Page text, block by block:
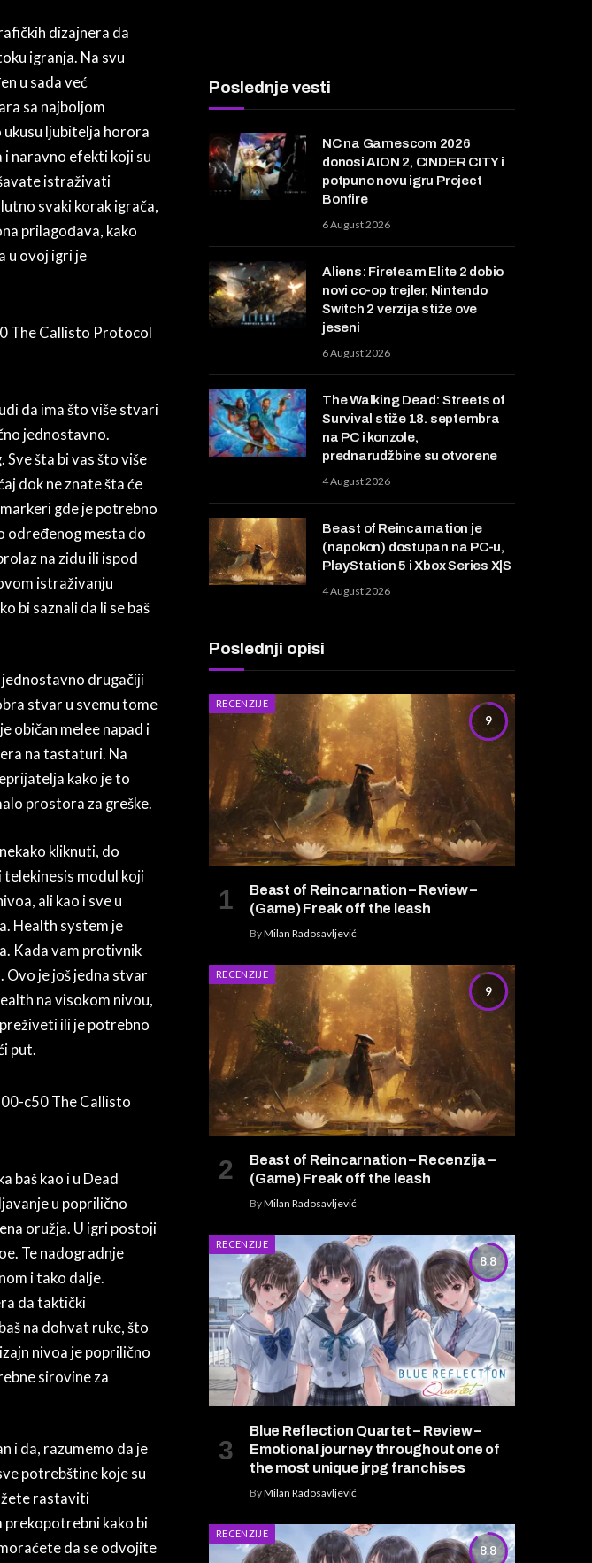
dizajnera da
igranja. Na svu
u sada već
sa najboljom
ukusu ljubitelja horora
naravno efekti koji su
istraživati
svaki korak igrača,
prilagođava, kako
u ovoj igri je
da ima što više stvari
jednostavno.
šta bi vas što više
dok ne znate šta će
gde je potrebno
određenog mesta do
na zidu ili ispod
istraživanju
bi saznali da li se baš
jednostavno drugačiji
stvar u svemu tome
običan melee napad i
na tastaturi. Na
kako je to
prostora za greške.
kliknuti, do
modul koji
ali kao i sve u
Health system je
Kada vam protivnik
je još jedna stvar
na visokom nivou,
ili je potrebno
put.
baš kao i u Dead
u poprilično
oružja. U igri postoji
Te nadogradnje
i tako dalje.
da taktički
na dohvat ruke, što
nivoa je poprilično
sirovine za
i da, razumemo da je
potrebštine koje su
rastaviti
prekopotrebni kako bi
da se odvojite
Poslednje vesti
NC na Gamescom 2026
donosi AION 2, CINDER CITY i
potpuno novu igru Project
Bonfire
6 August 2026
Aliens: Fireteam Elite 2 dobio
novi co-op trejler, Nintendo
Switch 2 verzija stiže ove
jeseni
6 August 2026
The Walking Dead: Streets of
Survival stiže 18. septembra
na PC i konzole,
prednarudžbine su otvorene
4 August 2026
Beast of Reincarnation je
(napokon) dostupan na PC-u,
PlayStation 5 i Xbox Series X|S
4 August 2026
Poslednji opisi
9
RECENZIJE
Beast of Reincarnation – Review –
(Game) Freak off the leash
ByMilan Radosavljević
9
RECENZIJE
Beast of Reincarnation – Recenzija –
(Game) Freak off the leash
ByMilan Radosavljević
8.8
RECENZIJE
Blue Reflection Quartet – Review –
Emotional journey throughout one of
the most unique jrpg franchises
ByMilan Radosavljević
8.8
RECENZIJE